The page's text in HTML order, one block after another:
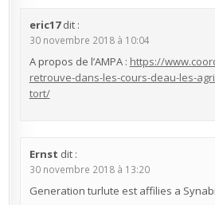
eric17 dit :
30 novembre 2018 à 10:04
A propos de l’AMPA : https://
retrouve-dans-les-cours-deau-les-
tort/
Ernst dit :
30 novembre 2018 à 13:20
Generation turlute est affilies a